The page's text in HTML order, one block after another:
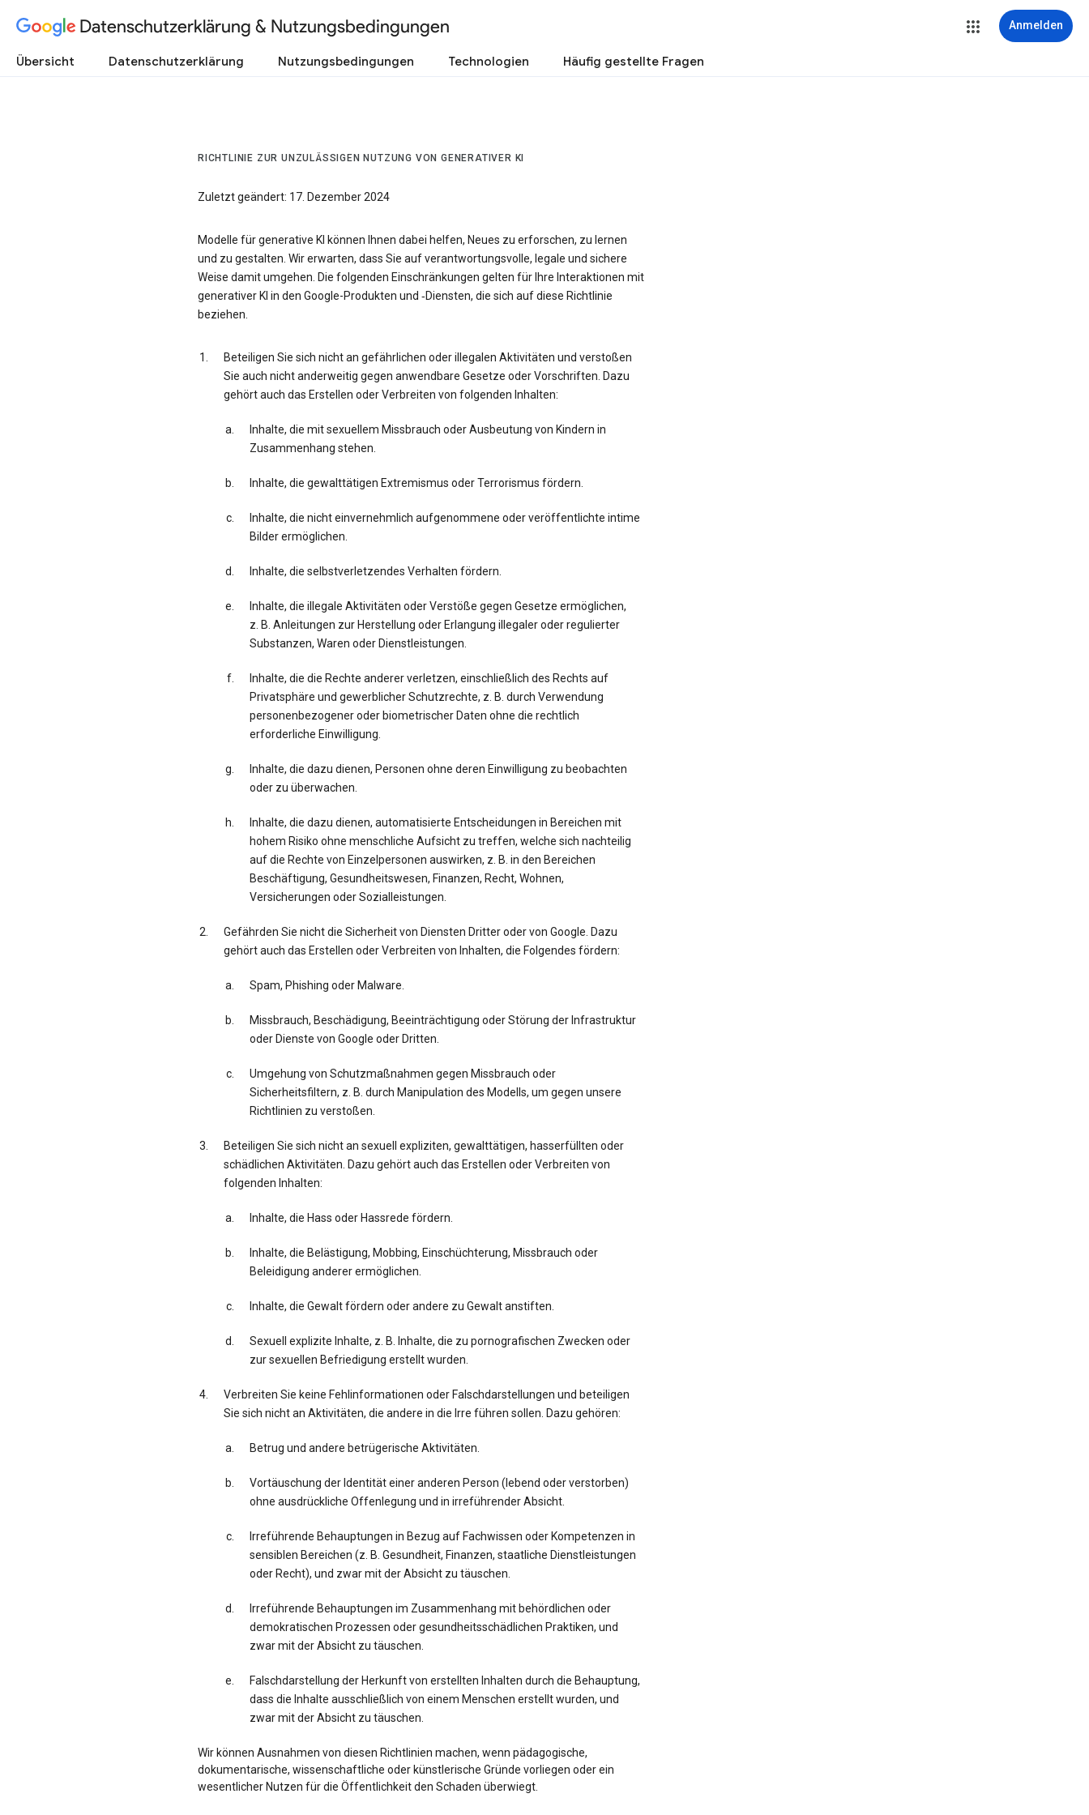
Datenschutzerklärung & Nutzungsbedingungen Anmelden
Übersicht Datenschutzerklärung Nutzungsbedingungen Technologien Häufig gestellte Fragen
RICHTLINIE ZUR UNZULÄSSIGEN NUTZUNG VON GENERATIVER KI
Zuletzt geändert: 17. Dezember 2024
Modelle für generative KI können Ihnen dabei helfen, Neues zu erforschen, zu lernen
und zu gestalten. Wir erwarten, dass Sie auf verantwortungsvolle, legale und sichere
Weise damit umgehen. Die folgenden Einschränkungen gelten für Ihre Interaktionen mit
generativer KI in den Google-Produkten und ‑Diensten, die sich auf diese Richtlinie
beziehen.
Beteiligen Sie sich nicht an gefährlichen oder illegalen Aktivitäten und verstoßen
Sie auch nicht anderweitig gegen anwendbare Gesetze oder Vorschriften. Dazu
gehört auch das Erstellen oder Verbreiten von folgenden Inhalten:
Inhalte, die mit sexuellem Missbrauch oder Ausbeutung von Kindern in
Zusammenhang stehen.
Inhalte, die gewalttätigen Extremismus oder Terrorismus fördern.
Inhalte, die nicht einvernehmlich aufgenommene oder veröffentlichte intime
Bilder ermöglichen.
Inhalte, die selbstverletzendes Verhalten fördern.
Inhalte, die illegale Aktivitäten oder Verstöße gegen Gesetze ermöglichen,
z. B. Anleitungen zur Herstellung oder Erlangung illegaler oder regulierter
Substanzen, Waren oder Dienstleistungen.
Inhalte, die die Rechte anderer verletzen, einschließlich des Rechts auf
Privatsphäre und gewerblicher Schutzrechte, z. B. durch Verwendung
personenbezogener oder biometrischer Daten ohne die rechtlich
erforderliche Einwilligung.
Inhalte, die dazu dienen, Personen ohne deren Einwilligung zu beobachten
oder zu überwachen.
Inhalte, die dazu dienen, automatisierte Entscheidungen in Bereichen mit
hohem Risiko ohne menschliche Aufsicht zu treffen, welche sich nachteilig
auf die Rechte von Einzelpersonen auswirken, z. B. in den Bereichen
Beschäftigung, Gesundheitswesen, Finanzen, Recht, Wohnen,
Versicherungen oder Sozialleistungen.
Gefährden Sie nicht die Sicherheit von Diensten Dritter oder von Google. Dazu
gehört auch das Erstellen oder Verbreiten von Inhalten, die Folgendes fördern:
Spam, Phishing oder Malware.
Missbrauch, Beschädigung, Beeinträchtigung oder Störung der Infrastruktur
oder Dienste von Google oder Dritten.
Umgehung von Schutzmaßnahmen gegen Missbrauch oder
Sicherheitsfiltern, z. B. durch Manipulation des Modells, um gegen unsere
Richtlinien zu verstoßen.
Beteiligen Sie sich nicht an sexuell expliziten, gewalttätigen, hasserfüllten oder
schädlichen Aktivitäten. Dazu gehört auch das Erstellen oder Verbreiten von
folgenden Inhalten:
Inhalte, die Hass oder Hassrede fördern.
Inhalte, die Belästigung, Mobbing, Einschüchterung, Missbrauch oder
Beleidigung anderer ermöglichen.
Inhalte, die Gewalt fördern oder andere zu Gewalt anstiften.
Sexuell explizite Inhalte, z. B. Inhalte, die zu pornografischen Zwecken oder
zur sexuellen Befriedigung erstellt wurden.
Verbreiten Sie keine Fehlinformationen oder Falschdarstellungen und beteiligen
Sie sich nicht an Aktivitäten, die andere in die Irre führen sollen. Dazu gehören:
Betrug und andere betrügerische Aktivitäten.
Vortäuschung der Identität einer anderen Person (lebend oder verstorben)
ohne ausdrückliche Offenlegung und in irreführender Absicht.
Irreführende Behauptungen in Bezug auf Fachwissen oder Kompetenzen in
sensiblen Bereichen (z. B. Gesundheit, Finanzen, staatliche Dienstleistungen
oder Recht), und zwar mit der Absicht zu täuschen.
Irreführende Behauptungen im Zusammenhang mit behördlichen oder
demokratischen Prozessen oder gesundheitsschädlichen Praktiken, und
zwar mit der Absicht zu täuschen.
Falschdarstellung der Herkunft von erstellten Inhalten durch die Behauptung,
dass die Inhalte ausschließlich von einem Menschen erstellt wurden, und
zwar mit der Absicht zu täuschen.
Wir können Ausnahmen von diesen Richtlinien machen, wenn pädagogische,
dokumentarische, wissenschaftliche oder künstlerische Gründe vorliegen oder ein
wesentlicher Nutzen für die Öffentlichkeit den Schaden überwiegt.